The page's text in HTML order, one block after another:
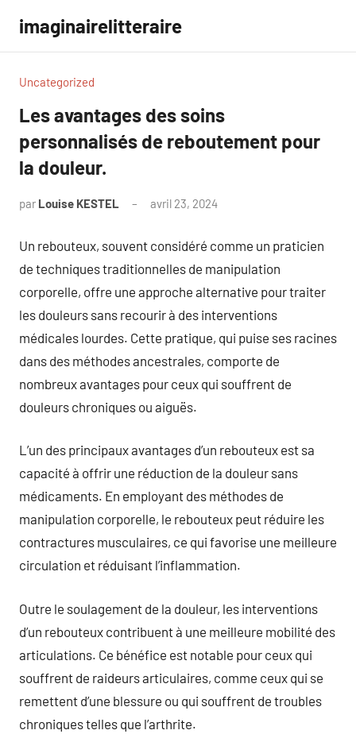
contenu
imaginairelitteraire
Uncategorized
Les avantages des soins
personnalisés de reboutement pour
la douleur.
par Louise KESTEL avril 23, 2024
Un rebouteux, souvent considéré comme un praticien
de techniques traditionnelles de manipulation
corporelle, offre une approche alternative pour traiter
les douleurs sans recourir à des interventions
médicales lourdes. Cette pratique, qui puise ses racines
dans des méthodes ancestrales, comporte de
nombreux avantages pour ceux qui souffrent de
douleurs chroniques ou aiguës.
L’un des principaux avantages d’un rebouteux est sa
capacité à offrir une réduction de la douleur sans
médicaments. En employant des méthodes de
manipulation corporelle, le rebouteux peut réduire les
contractures musculaires, ce qui favorise une meilleure
circulation et réduisant l’inflammation.
Outre le soulagement de la douleur, les interventions
d’un rebouteux contribuent à une meilleure mobilité des
articulations. Ce bénéfice est notable pour ceux qui
souffrent de raideurs articulaires, comme ceux qui se
remettent d’une blessure ou qui souffrent de troubles
chroniques telles que l’arthrite.